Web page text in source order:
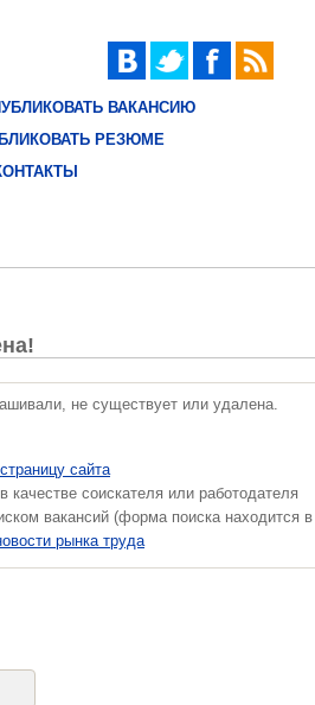
ВАКАНСИЮ
РЕЗЮМЕ
не существует или удалена.
сайта
в качестве соискателя или работодателя
вакансий (форма поиска находится
рынка труда